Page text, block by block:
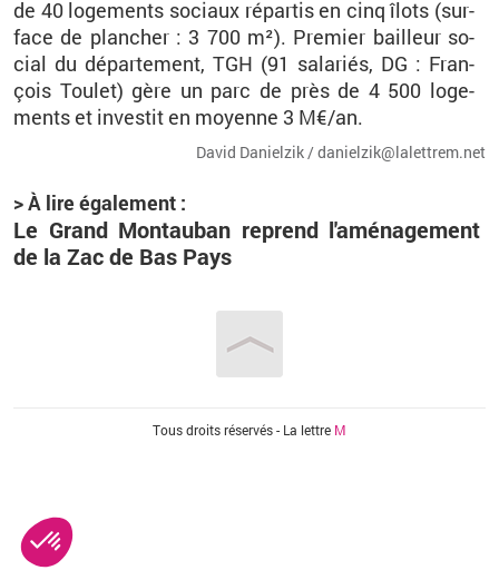
de 40 lo­ge­ments so­ciaux ré­par­tis en cinq îlots (sur­
face de plan­cher : 3 700 m²). Pre­mier bailleur so­
cial du dé­par­te­ment, TGH (91 sa­la­riés, DG : Fran­
çois Tou­let) gère un parc de près de 4 500 lo­ge­
ments et in­ves­tit en moyenne 3 M€/an.
David Da­niel­zik / da­niel­zik@​la­let­trem.​net
> À lire éga­le­ment :
Le Grand Mon­tau­ban re­prend l'amé­na­ge­ment
de la Zac de Bas Pays
Tous droits réservés - La lettre M